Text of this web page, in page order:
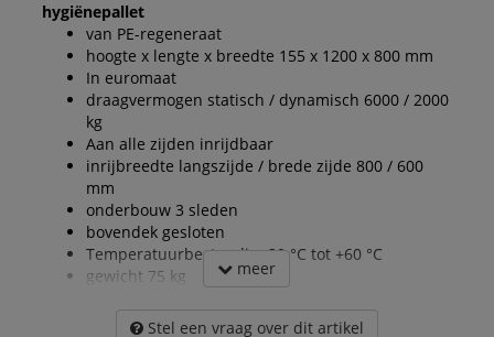
hygiënepallet
van PE-regeneraat
hoogte x lengte x breedte 155 x 1200 x 800 mm
In euromaat
draagvermogen statisch / dynamisch 6000 / 2000
kg
Aan alle zijden inrijdbaar
inrijbreedte langszijde / brede zijde 800 / 600
mm
onderbouw 3 sleden
bovendek gesloten
Temperatuurbestendig -30 °C tot +60 °C
gewicht 75 kg
meer
Stel een vraag over dit artikel